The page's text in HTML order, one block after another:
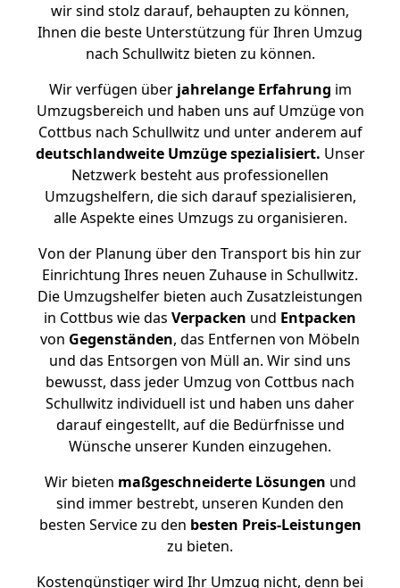
wir sind stolz darauf, behaupten zu können,
Ihnen die beste Unterstützung für Ihren Umzug
nach Schullwitz bieten zu können.
Wir verfügen überjahrelange Erfahrung im
Umzugsbereich und haben uns auf Umzüge von
Cottbus nach Schullwitz und unter anderem auf
deutschlandweite Umzüge spezialisiert. Unser
Netzwerk besteht aus professionellen
Umzugshelfern, die sich darauf spezialisieren,
alle Aspekte eines Umzugs zu organisieren.
Von der Planung über den Transport bis hin zur
Einrichtung Ihres neuen Zuhause in Schullwitz.
Die Umzugshelfer bieten auch Zusatzleistungen
in Cottbus wie das Verpacken und Entpacken
von Gegenständen, das Entfernen von Möbeln
und das Entsorgen von Müll an. Wir sind uns
bewusst, dass jeder Umzug von Cottbus nach
Schullwitz individuell ist und haben uns daher
darauf eingestellt, auf die Bedürfnisse und
Wünsche unserer Kunden einzugehen.
Wir bieten maßgeschneiderte Lösungen und
sind immer bestrebt, unseren Kunden den
besten Service zu den besten Preis-Leistungen
zu bieten.
Kostengünstiger wird Ihr Umzug nicht, denn bei